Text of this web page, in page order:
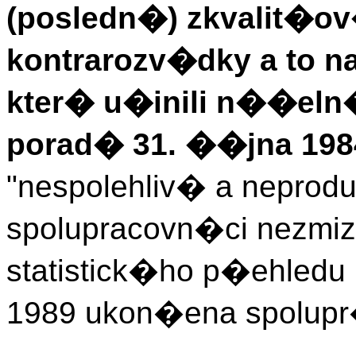
(posledn�)
kontrarozv�dky a to
kter� u�inili
porad� 31. ��jna
"nespolehliv� a
spolupracovn�ci
statistick�ho
1989 ukon�ena